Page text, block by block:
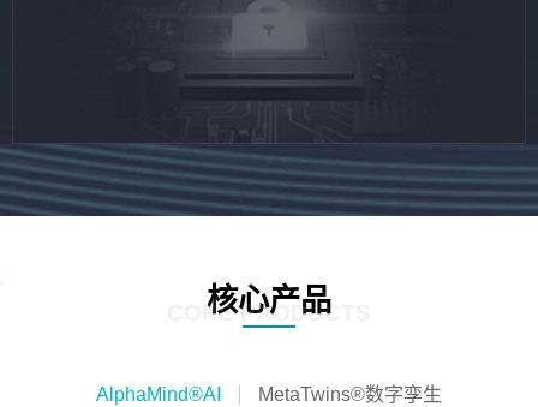
核心产品
CORE PRODUCTS
AlphaMind®AI MetaTwins®数字孪生